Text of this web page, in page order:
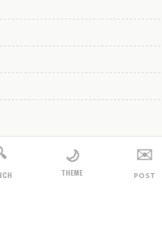
🌙
THEME
✉️
POST